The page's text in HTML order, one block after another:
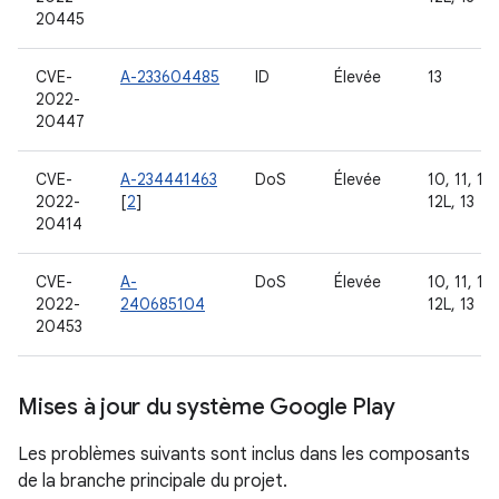
20445
CVE-
2022-
20447
A-233604485 ID Élevée 13
CVE-
2022-
20414
A-234441463
[2]
DoS Élevée
10, 11, 12,
12L, 13
CVE-
2022-
20453
A-
240685104
DoS Élevée
10, 11, 12,
12L, 13
Mises à jour du système Google Play
Les problèmes suivants sont inclus dans les composants
de la branche principale du projet.